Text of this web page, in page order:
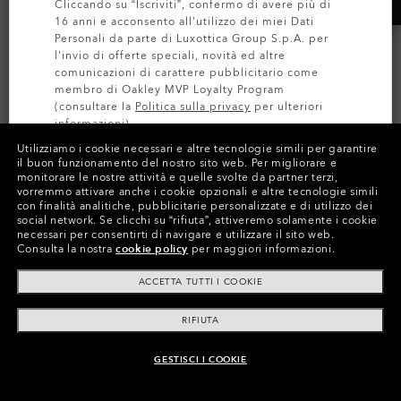
Gascan®
Polarizzate
5 Colori
€183.00
Half Jacket® 2.0 XL
Prizm™ Polarizzate
3 Colori
€207.00
Utilizziamo i cookie necessari e altre tecnologie simili per garantire
il buon funzionamento del nostro sito web. Per migliorare e
monitorare le nostre attività e quelle svolte da partner terzi,
vorremmo attivare anche i cookie opzionali e altre tecnologie simili
con finalità analitiche, pubblicitarie personalizzate e di utilizzo dei
social network. Se clicchi su “rifiuta”, attiveremo solamente i cookie
necessari per consentirti di navigare e utilizzare il sito web.
Consulta la nostracookie policy per maggiori informazioni.
ACCETTA TUTTI I COOKIE
RIFIUTA
GESTISCI I COOKIE
Cliccando su “Iscriviti”, confermo di avere più di
16 anni e acconsento all’utilizzo dei miei Dati
Personali da parte di Luxottica Group S.p.A. per
l'invio di offerte speciali, novità ed altre
comunicazioni di carattere pubblicitario come
membro di Oakley MVP Loyalty Program
(consultare la Politica sulla privacy per ulteriori
informazioni).
ISCRIVITI